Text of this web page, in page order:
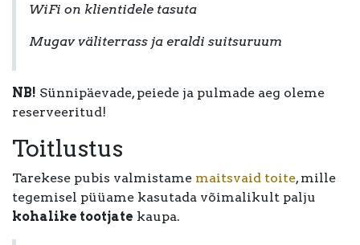
WiFi on klientidele tasuta
Mugav väliterrass ja eraldi suitsuruum
NB! Sünnipäevade, peiede ja pulmade aeg oleme
reserveeritud!
Toitlustus
Tarekese pubis valmistame maitsvaid toite, mille
tegemisel püüame kasutada võimalikult palju
kohalike tootjate kaupa.